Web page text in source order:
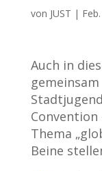
von JUST |
Auch in
Thema
Beine